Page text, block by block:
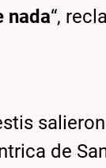
nada“,
de